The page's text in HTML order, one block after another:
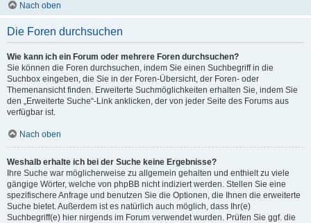
Nach oben
Die Foren durchsuchen
Wie kann ich ein Forum oder mehrere Foren durchsuchen?
Sie können die Foren durchsuchen, indem Sie einen Suchbegriff in die
Suchbox eingeben, die Sie in der Foren-Übersicht, der Foren- oder
Themenansicht finden. Erweiterte Suchmöglichkeiten erhalten Sie, indem Sie
den „Erweiterte Suche“-Link anklicken, der von jeder Seite des Forums aus
verfügbar ist.
Nach oben
Weshalb erhalte ich bei der Suche keine Ergebnisse?
Ihre Suche war möglicherweise zu allgemein gehalten und enthielt zu viele
gängige Wörter, welche von phpBB nicht indiziert werden. Stellen Sie eine
spezifischere Anfrage und benutzen Sie die Optionen, die Ihnen die erweiterte
Suche bietet. Außerdem ist es natürlich auch möglich, dass Ihr(e)
Suchbegriff(e) hier nirgends im Forum verwendet wurden. Prüfen Sie ggf. die